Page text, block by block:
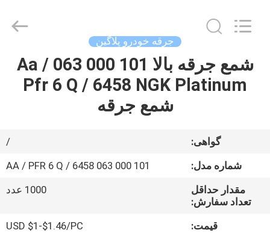
خانه
دربارهی
تور
کارخانه
Reserved.
جرقه خودرو پلاگین
شمع جرقه بالا 101 000 063 Aa /
Pfr 6 Q / 6458 NGK Platinum
شمع جرقه
گواهی:
/
شماره مدل:
101 000 063 AA / PFR 6 Q / 6458
مقدار حداقل
تعداد سفارش:
1000 عدد
قیمت:
USD $1-$1.46/PC